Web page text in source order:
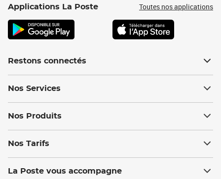
Applications La Poste Toutes nos applications
Restons connectés
Nos Services
Nos Produits
Nos Tarifs
La Poste vous accompagne